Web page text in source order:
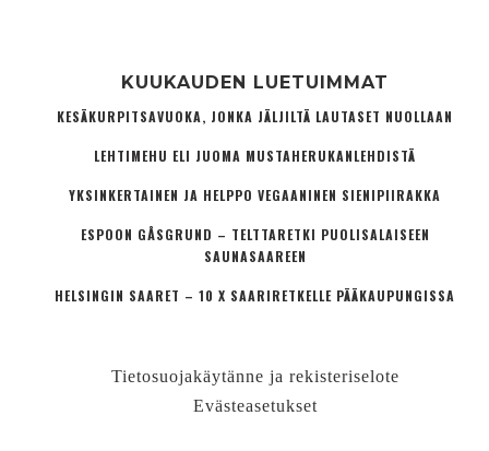
KUUKAUDEN LUETUIMMAT
KESÄKURPITSAVUOKA, JONKA JÄLJILTÄ LAUTASET NUOLLAAN
LEHTIMEHU ELI JUOMA MUSTAHERUKANLEHDISTÄ
YKSINKERTAINEN JA HELPPO VEGAANINEN SIENIPIIRAKKA
ESPOON GÅSGRUND – TELTTARETKI PUOLISALAISEEN
SAUNASAAREEN
HELSINGIN SAARET – 10 X SAARIRETKELLE PÄÄKAUPUNGISSA
Tietosuojakäytänne ja rekisteriselote
Evästeasetukset